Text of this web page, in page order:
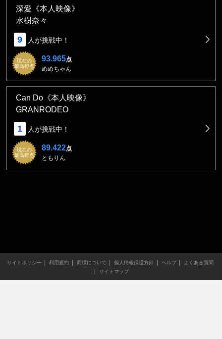
深愛《本人映像》
水樹奈々
9 人が挑戦中！
現在の
最高得点
93.965点
めめちゃん
Can Do《本人映像》
GRANRODEO
1 人が挑戦中！
現在の
最高得点
89.422点
ともりん
サイトポリシー 利用規約 商標について 個人情報保護方針 ヘルプ
よくある質問
サイトマップ